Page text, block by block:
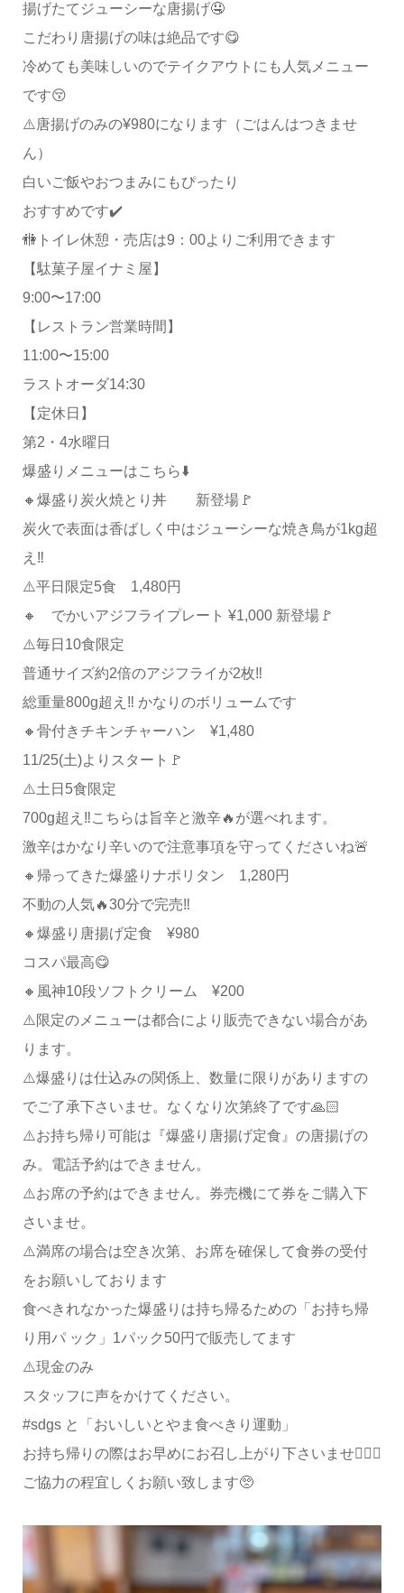
揚げたてジューシーな唐揚げ🤤
こだわり唐揚げの味は絶品です😋
冷めても美味しいのでテイクアウトにも人気メニュー
です😚
⚠️唐揚げのみの¥980になります（ごはんはつきませ
ん）
白いご飯やおつまみにもぴったり
おすすめです✔️
🚻トイレ休憩・売店は9：00よりご利用できます
【駄菓子屋イナミ屋】
9:00〜17:00
【レストラン営業時間】
11:00〜15:00
ラストオーダ14:30
【定休日】
第2・4水曜日
爆盛りメニューはこちら⬇️
🔸爆盛り炭火焼とり丼 新登場🚩
炭火で表面は香ばしく中はジューシーな焼き鳥が1kg超
え‼️
⚠️平日限定5食 1,480円
🔸 でかいアジフライプレート ¥1,000 新登場🚩
⚠️毎日10食限定
普通サイズ約2倍のアジフライが2枚‼️
総重量800g超え‼️ かなりのボリュームです
🔸骨付きチキンチャーハン ¥1,480
11/25(土)よりスタート🚩
⚠️土日5食限定
700g超え‼️こちらは旨辛と激辛🔥が選べれます。
激辛はかなり辛いので注意事項を守ってくださいね🚨
🔸帰ってきた爆盛りナポリタン 1,280円
不動の人気🔥30分で完売‼️
🔸爆盛り唐揚げ定食 ¥980
コスパ最高😋
🔸風神10段ソフトクリーム ¥200
⚠️限定のメニューは都合により販売できない場合があ
ります。
⚠️爆盛りは仕込みの関係上、数量に限りがありますの
でご了承下さいませ。なくなり次第終了です🙏🏻
⚠️お持ち帰り可能は『爆盛り唐揚げ定食』の唐揚げの
み。電話予約はできません。
⚠️お席の予約はできません。券売機にて券をご購入下
さいませ。
⚠️満席の場合は空き次第、お席を確保して食券の受付
をお願いしております
食べきれなかった爆盛りは持ち帰るための「お持ち帰
り用パ ック」1パック50円で販売してます
⚠️現金のみ
スタッフに声をかけてください。
#sdgs と「おいしいとやま食べきり運動」
お持ち帰りの際はお早めにお召し上がり下さいませ🙇🏻‍♀️
ご協力の程宜しくお願い致します🥺